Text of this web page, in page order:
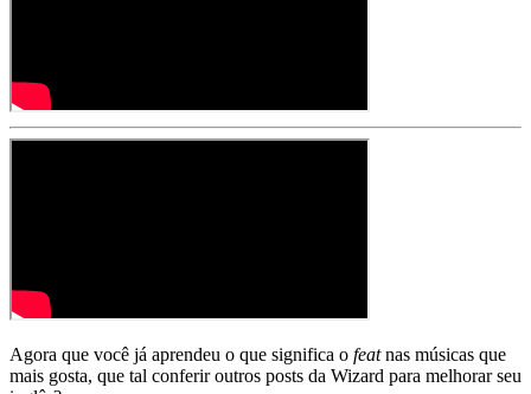
Agora que você já aprendeu o que significa o featnas músicas que
mais gosta, que tal conferir outros posts da Wizard para melhorar seu